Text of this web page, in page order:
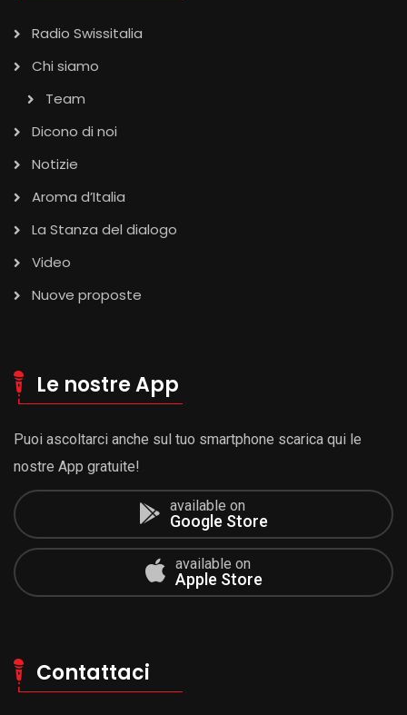
Radio Swissitalia
Chi siamo
Team
Dicono di noi
Notizie
Aroma d’Italia
La Stanza del dialogo
Video
Nuove proposte
Le nostre App
Puoi ascoltarci anche sul tuo smartphone scarica qui le
nostre App gratuite!
available on
Google Store
available on
Apple Store
Contattaci